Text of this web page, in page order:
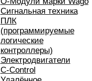
Сигнальная техника
ПЛК
(программируемые
логические
контроллеры)
Электродвигатели
C-Control